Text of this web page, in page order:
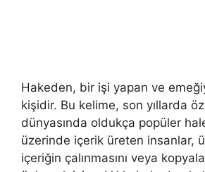
Hakeden, bir işi yapan ve
kişidir. Bu kelime, son yıllarda
dünyasında oldukça popüler
üzerinde içerik üreten insanlar,
içeriğin çalınmasını veya